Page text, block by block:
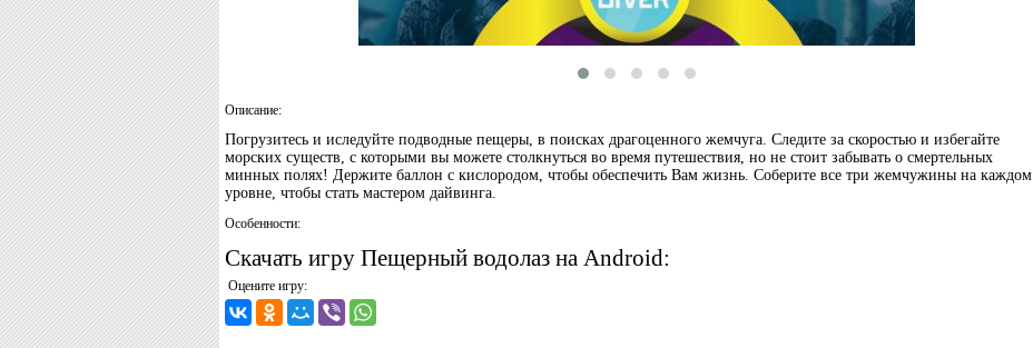
Описание:
Погрузитесь и иследуйте подводные пещеры, в поисках драгоценного жемчуга. Следите за скоростью и избегайте
морских существ, с которыми вы можете столкнуться во время путешествия, но не стоит забывать о смертельных
минных полях! Держите баллон с кислородом, чтобы обеспечить Вам жизнь. Соберите все три жемчужины на каждом
уровне, чтобы стать мастером дайвинга.
Особенности:
Скачать игру Пещерный водолаз на Android:
Оцените игру: